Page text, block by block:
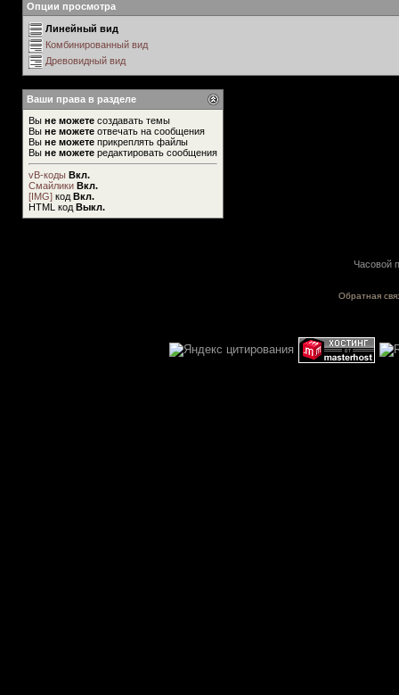
Опции просмотра
Линейный вид
Комбинированный вид
Древовидный вид
Ваши права в разделе
Вы не можете создавать темы
Вы не можете отвечать на сообщения
Вы не можете прикреплять файлы
Вы не можете редактировать сообщения
vB-коды Вкл.
Смайлики Вкл.
[IMG] код Вкл.
HTML код Выкл.
Часовой
Обратная